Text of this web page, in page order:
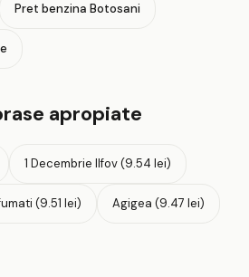
Pret benzina Botosani
apropiate
1 Decembrie Ilfov (9.54 lei)
(9.51 lei) Agigea (9.47 lei)